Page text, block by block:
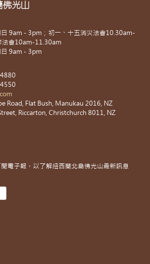
光山
日 9am - 3pm；初一、十五消災法會10.30am-
法會10am-11.30am
日 9am - 3pm
Road, Flat Bush, Manukau 2016, NZ
Riccarton, Christchurch 8011, NZ
電子報，以了解紐西蘭北島佛光山最新訊息